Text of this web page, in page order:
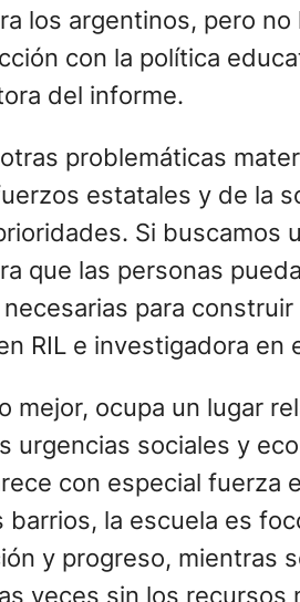
los argentinos, pero no
con la política
problemáticas
estatales y de la
Si buscamos
que las personas
para construir
RIL e investigadora en
mejor, ocupa un lugar
sociales y
con especial fuerza
la escuela es
y progreso, mientras